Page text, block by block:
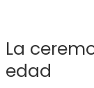
La
edad